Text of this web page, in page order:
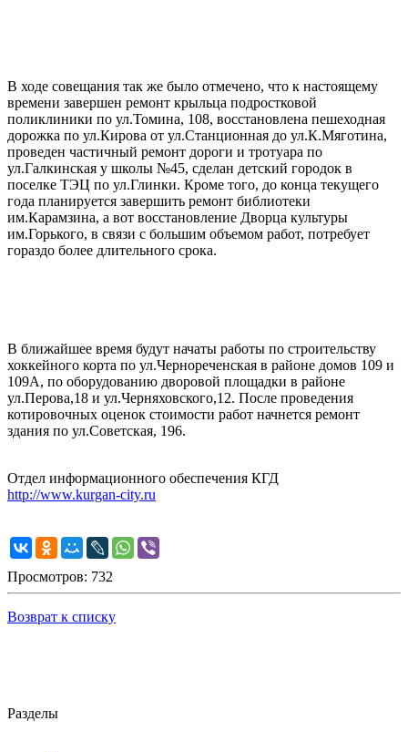
В ходе совещания так же было отмечено, что к настоящему
времени завершен ремонт крыльца подростковой
поликлиники по ул.Томина, 108, восстановлена пешеходная
дорожка по ул.Кирова от ул.Станционная до ул.К.Мяготина,
проведен частичный ремонт дороги и тротуара по
ул.Галкинская у школы №45, сделан детский городок в
поселке ТЭЦ по ул.Глинки. Кроме того, до конца текущего
года планируется завершить ремонт библиотеки
им.Карамзина, а вот восстановление Дворца культуры
им.Горького, в связи с большим объемом работ, потребует
гораздо более длительного срока.
В ближайшее время будут начаты работы по строительству
хоккейного корта по ул.Чернореченская в районе домов 109 и
109А, по оборудованию дворовой площадки в районе
ул.Перова,18 и ул.Черняховского,12. После проведения
котировочных оценок стоимости работ начнется ремонт
здания по ул.Советская, 196.
Отдел информационного обеспечения КГД
http://www.kurgan-city.ru
Просмотров: 732
Возврат к списку
Разделы